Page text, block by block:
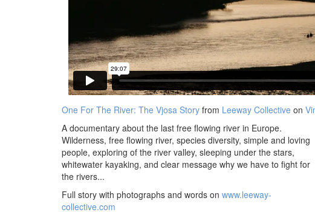
One For The River: The Vjosa Story from Leeway Collective on
A documentary about the last free flowing river in Europe.
Wilderness, free flowing river, species diversity, simple and loving
people, exploring of the river valley, sleeping under the stars,
whitewater kayaking, and clear message why we have to fight for
the rivers...
Full story with photographs and words on www.leeway-
collective.com